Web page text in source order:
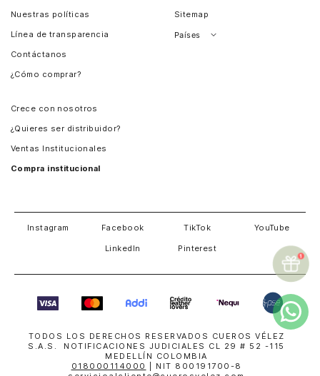
Nuestras políticas
Línea de transparencia
Contáctanos
¿Cómo comprar?
Sitemap
Países
Crece con nosotros
¿Quieres ser distribuidor?
Ventas Institucionales
Compra institucional
Instagram Facebook TikTok YouTube
LinkedIn Pinterest
TODOS LOS DERECHOS RESERVADOS CUEROS VÉLEZ
S.A.S. NOTIFICACIONES JUDICIALES CL 29 # 52 -115
MEDELLÍN COLOMBIA
018000114000
| NIT 800191700-8